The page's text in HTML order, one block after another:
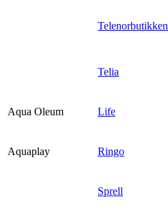
Telenorbutikken
Telia
Aqua Oleum Life
Aquaplay Ringo
Sprell